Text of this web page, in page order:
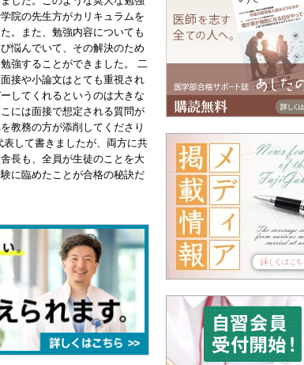
院の先生方がカリキュラムを
。また、勉強内容についても
悩んでいて、その解決のため
強することができました。 二
接や小論文はとても重視され
してくれるというのは大きな
には面接で想定される質問が
教務の方が添削してくださり
して書きましたが、両方に共
長も、全員が生徒のことを大
に臨めたことが合格の秘訣だ